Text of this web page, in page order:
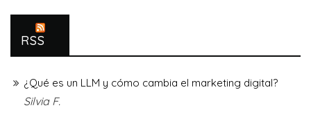
RSS
¿Qué es un LLM y cómo cambia el marketing digital?
Silvia F.